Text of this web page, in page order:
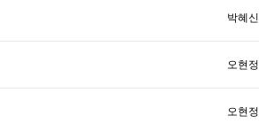
박혜신
오현정
오현정